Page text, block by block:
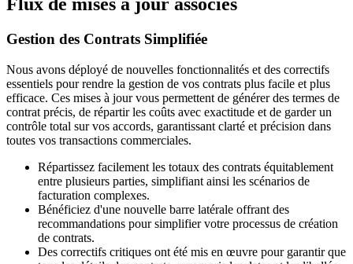
Gestion des Contrats Simplifiée
Nous avons déployé de nouvelles fonctionnalités et des correctifs
essentiels pour rendre la gestion de vos contrats plus facile et plus
efficace. Ces mises à jour vous permettent de générer des termes de
contrat précis, de répartir les coûts avec exactitude et de garder un
contrôle total sur vos accords, garantissant clarté et précision dans
toutes vos transactions commerciales.
Répartissez facilement les totaux des contrats équitablement
entre plusieurs parties, simplifiant ainsi les scénarios de
facturation complexes.
Bénéficiez d'une nouvelle barre latérale offrant des
recommandations pour simplifier votre processus de création
de contrats.
Des correctifs critiques ont été mis en œuvre pour garantir que